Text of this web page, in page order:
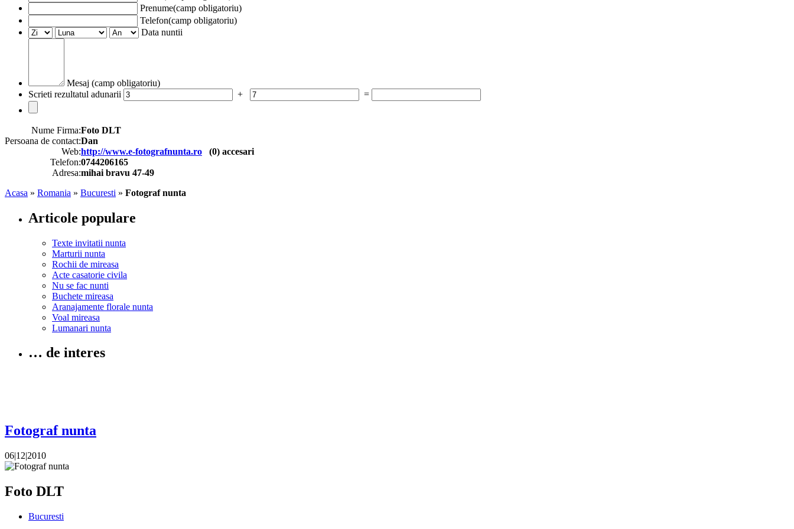
Prenume(camp obligatoriu)
Telefon(camp obligatoriu)
Data nuntii
Mesaj (camp obligatoriu)
Scrieti rezultatul adunarii
+ =
Nume Firma:Foto DLT
Persoana de contact:Dan
Web:http://www.e-fotografnunta.ro (0) accesari
Telefon:0744206165
Adresa:mihai bravu 47-49
Acasa » Romania » Bucuresti » Fotograf nunta
Articole populare
Texte invitatii nunta
Marturii nunta
Rochii de mireasa
Acte casatorie civila
Nu se fac nunti
Buchete mireasa
Aranajamente florale nunta
Voal mireasa
Lumanari nunta
… de interes
Fotograf nunta
06|12|2010
Foto DLT
Bucuresti